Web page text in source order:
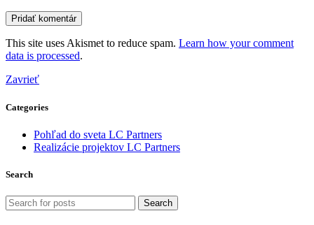
This site uses Akismet to reduce spam. Learn how your comment
data is processed.
Zavrieť
Categories
Pohľad do sveta LC Partners
Realizácie projektov LC Partners
Search
Search